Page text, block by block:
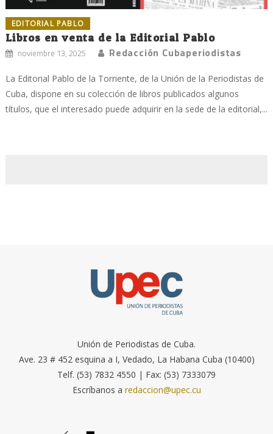
EDITORIAL PABLO
Libros en venta de la Editorial Pablo
noviembre 13, 2025 Redacción Cubaperiodistas
La Editorial Pablo de la Torriente, de la Unión de la Periodistas de
Cuba, dispone en su colección de libros publicados algunos
títulos, que el interesado puede adquirir en la sede de la editorial,...
Unión de Periodistas de Cuba.
Ave. 23 # 452 esquina a I, Vedado, La Habana Cuba (10400)
Telf. (53) 7832 4550 | Fax: (53) 7333079
Escríbanos a redaccion@upec.cu